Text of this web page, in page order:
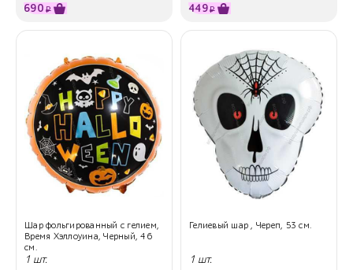
690 ₽ 449₽
Шар фольгированный с гелием,
Время Хэллоуина, Черный, 46
см.
1 шт.
Гелиевый шар , Череп, 53 см.
1 шт.